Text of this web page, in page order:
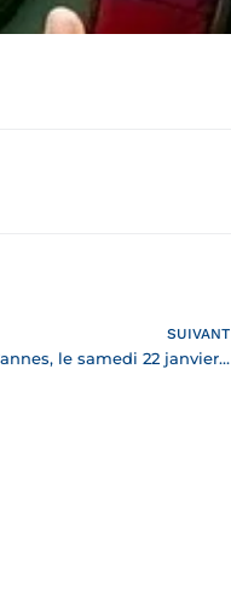
SUIVANT
Meeting RECONQUÊTE à Cannes, le samedi 22 janvier 2022